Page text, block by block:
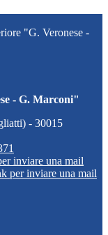
"G. Veronese -
- G. Marconi"
- 30015
inviare una mail
per inviare una mail